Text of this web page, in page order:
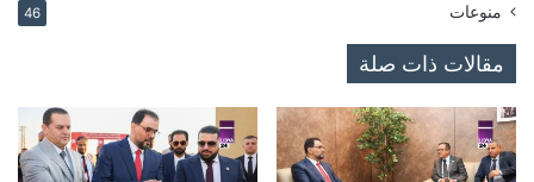
منوعات 46
مقالات ذات صلة